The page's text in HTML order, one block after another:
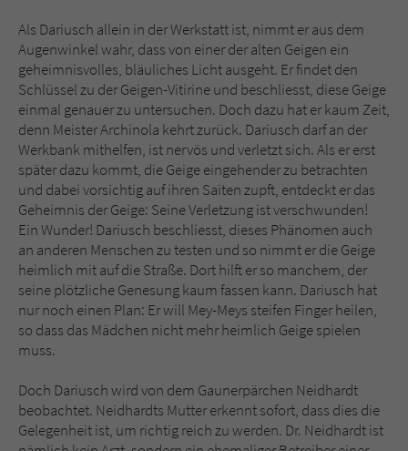
Als Dariusch allein in der Werkstatt ist, nimmt er aus dem
Augenwinkel wahr, dass von einer der alten Geigen ein
geheimnisvolles, bläuliches Licht ausgeht. Er findet den
Schlüssel zu der Geigen-Vitirine und beschliesst, diese Geige
einmal genauer zu untersuchen. Doch dazu hat er kaum Zeit,
denn Meister Archinola kehrt zurück. Dariusch darf an der
Werkbank mithelfen, ist nervös und verletzt sich. Als er erst
später dazu kommt, die Geige eingehender zu betrachten
und dabei vorsichtig auf ihren Saiten zupft, entdeckt er das
Geheimnis der Geige: Seine Verletzung ist verschwunden!
Ein Wunder! Dariusch beschliesst, dieses Phänomen auch
an anderen Menschen zu testen und so nimmt er die Geige
heimlich mit auf die Straße. Dort hilft er so manchem, der
seine plötzliche Genesung kaum fassen kann. Dariusch hat
nur noch einen Plan: Er will Mey-Meys steifen Finger heilen,
so dass das Mädchen nicht mehr heimlich Geige spielen
muss.
Doch Dariusch wird von dem Gaunerpärchen Neidhardt
beobachtet. Neidhardts Mutter erkennt sofort, dass dies die
Gelegenheit ist, um richtig reich zu werden. Dr. Neidhardt ist